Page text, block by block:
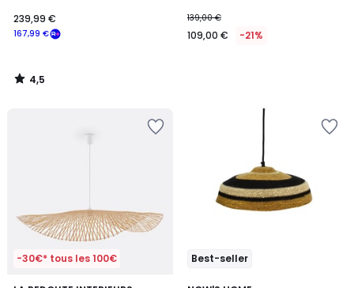
167,99 €
239,99 €
4,5
/
139,00 €
109,00 € -21%
-30€* tous les 100€ Best-seller